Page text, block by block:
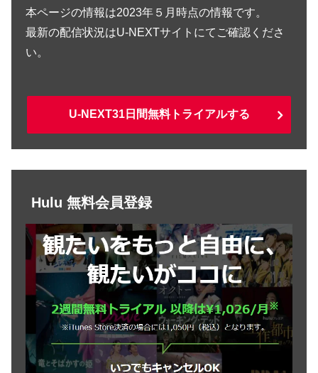
本ページの情報は2023年５月時点の情報です。
最新の配信状況はU-NEXTサイトにてご確認くださ
い。
U-NEXT31日間無料トライアルする
Hulu 無料会員登録